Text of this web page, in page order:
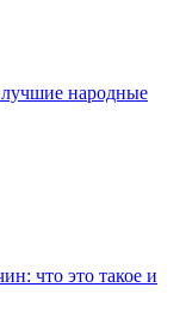
народные
что это такое и